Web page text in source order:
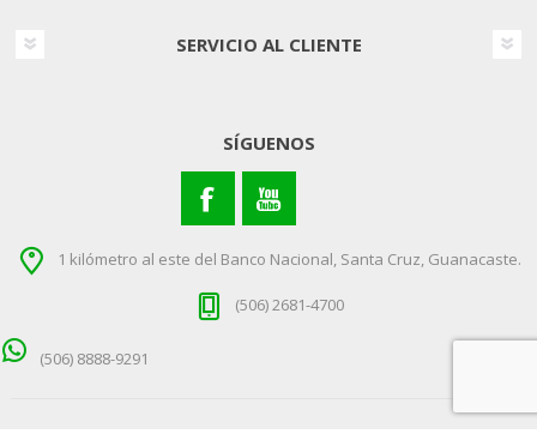
SERVICIO AL CLIENTE
SÍGUENOS
1 kilómetro al este del Banco Nacional, Santa Cruz, Guanacaste.
(506) 2681-4700